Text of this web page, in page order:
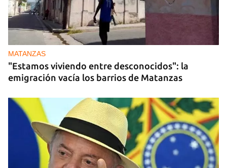
MATANZAS
"Estamos viviendo entre desconocidos": la
emigración vacía los barrios de Matanzas